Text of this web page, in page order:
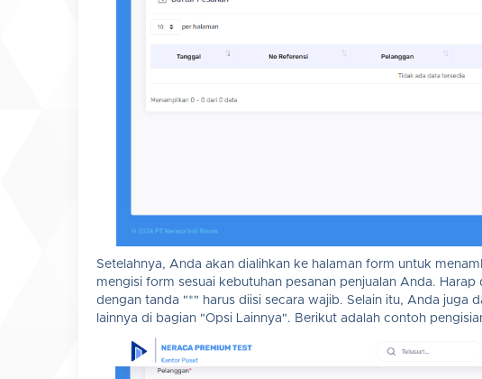
Setelahnya, Anda akan dialihkan ke halaman form untuk
mengisi form sesuai kebutuhan pesanan penjualan Anda.
dengan tanda "*" harus diisi secara wajib. Selain itu, Anda juga
lainnya di bagian "Opsi Lainnya". Berikut adalah contoh